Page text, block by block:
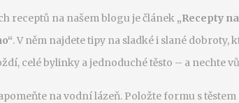
receptů na našem blogu je článek „Recepty
. V něm najdete tipy na sladké i slané dobroty,
celé bylinky a jednoduché těsto – a nechte
na vodní lázeň. Položte formu s